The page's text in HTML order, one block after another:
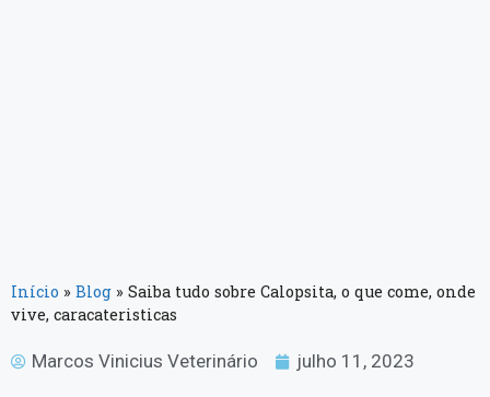
Início » Blog » Saiba tudo sobre Calopsita, o que come, onde
vive, caracateristicas
Marcos Vinicius Veterinário julho 11, 2023